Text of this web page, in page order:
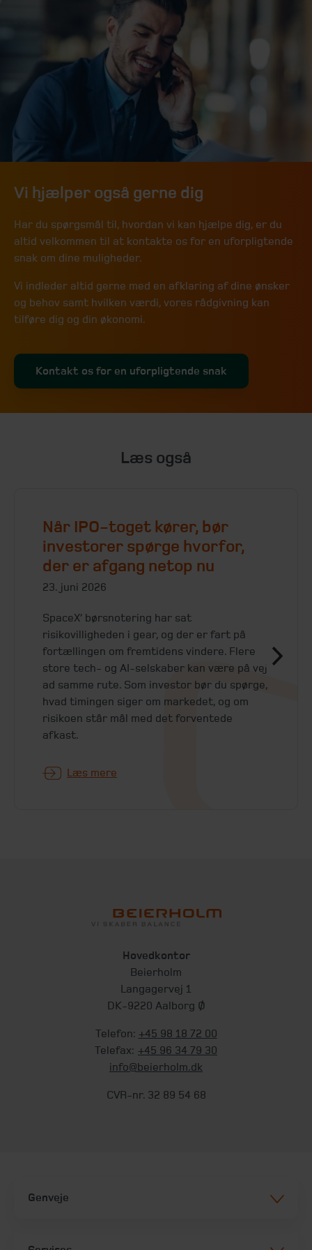
Vi hjælper også gerne dig
Har du spørgsmål til, hvordan vi kan hjælpe dig, er du
altid velkommen til at kontakte os for en uforpligtende
snak om dine muligheder.
Vi indleder altid gerne med en afklaring af dine ønsker
og behov samt hvilken værdi, vores rådgivning kan
tilføre dig og din økonomi.
Kontakt os for en uforpligtende snak
Læs også
Når IPO-toget kører, bør
investorer spørge hvorfor,
der er afgang netop nu
23. juni 2026
SpaceX’ børsnotering har sat
risikovilligheden i gear, og der er fart på
fortællingen om fremtidens vindere. Flere
store tech- og AI-selskaber kan være på vej
ad samme rute. Som investor bør du spørge,
hvad timingen siger om markedet, og om
risikoen står mål med det forventede
afkast.
Læs mere
Hovedkontor
Beierholm
Langagervej 1
DK-9220 Aalborg Ø
Telefon: +45 98 18 72 00
Telefax: +45 96 34 79 30
info@beierholm.dk
CVR-nr. 32 89 54 68
Genveje